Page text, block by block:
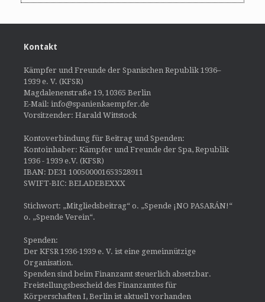
Kontakt
Kämpfer und Freunde der Spanischen Republik 1936–
1939 e. V. (KFSR)
Magdalenenstraße 19, 10365 Berlin
E-Mail: info@spanienkaempfer.de
Vorsitzender: Harald Wittstock
Kontoverbindung für Beitrag und Spenden:
Kontoinhaber: Kämpfer und Freunde der Spa, Republik
1936 - 1939 e.V. (KFSR)
IBAN: DE31 100500001653528911
SWIFT-BIC: BELADEBEXXX
Stichwort: „Mitgliedsbeitrag“ o. „Spende ¡NO PASARÁN!“
o. „Spende Verein“.
Spenden:
Der KFSR 1936-1939 e. V. ist eine gemeinnützige
Organisation.
Spenden sind beim Finanzamt steuerlich absetzbar.
Freistellungsbescheid des Finanzamtes für
Körperschaften I, Berlin ist aktuell vorhanden